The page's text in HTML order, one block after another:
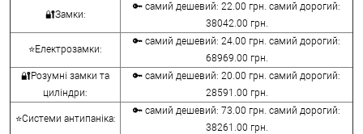
🔐Замки:
🔑 самий дешевий: 22.00 грн. самий дорогий:
38042.00 грн.
⭐Електрозамки:
🔑 самий дешевий: 24.00 грн. самий дорогий:
68969.00 грн.
🔐Розумні замки та
циліндри:
🔑 самий дешевий: 20.00 грн. самий дорогий:
28591.00 грн.
⭐Системи антипаніка:
🔑 самий дешевий: 73.00 грн. самий дорогий:
38261.00 грн.